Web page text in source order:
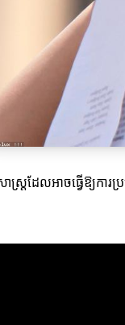
ត្រដែលអាចធ្វើឱ្យកា